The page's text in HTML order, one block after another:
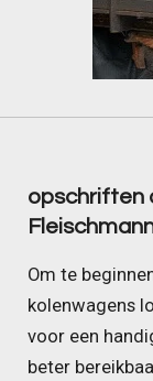
opschriften
Om te
kolenwagens
voor een
beter